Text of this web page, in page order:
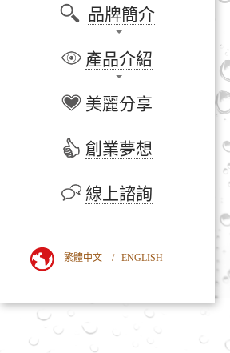
品牌簡介
產品介紹
美麗分享
創業夢想
線上諮詢
繁體中文 /ENGLISH